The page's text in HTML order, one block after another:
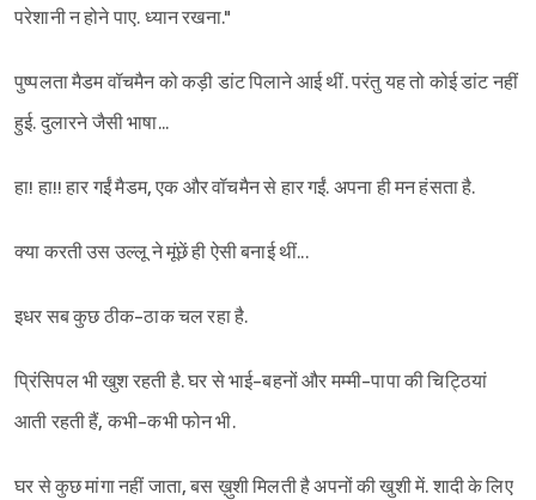
परेशानी न होने पाए. ध्यान रखना."
पुष्पलता मैडम वॉचमैन को कड़ी डांट पिलाने आई थीं. परंतु यह तो कोई डांट नहीं
हुई. दुलारने जैसी भाषा...
हा! हा!! हार गईं मैडम, एक और वॉचमैन से हार गईं. अपना ही मन हंसता है.
क्या करती उस उल्लू ने मूंछें ही ऐसी बनाई थीं...
इधर सब कुछ ठीक-ठाक चल रहा है.
प्रिंसिपल भी खुश रहती है. घर से भाई-बहनों और मम्मी-पापा की चिट्ठियां
आती रहती हैं, कभी-कभी फोन भी.
घर से कुछ मांगा नहीं जाता, बस ख़ुशी मिलती है अपनों की खुशी में. शादी के लिए